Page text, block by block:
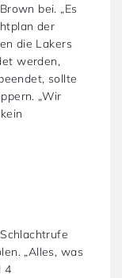
bei. „Es
der
die Lakers
werden,
sollte
„Wir
„Alles, was
4